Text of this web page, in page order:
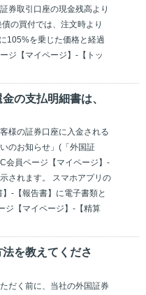
券取引口座の現金残高より
の買付では、注文時より
105%を乗じた価格と経過
ジ【マイページ】-【トッ
の支払明細書は、
様の証券口座に入金される
のお知らせ」(「外国証
員ページ【マイページ】-
されます。 スマホアプリの
-【報告書】に電子書類と
ジ【マイページ】-【精算
法を教えてくださ
だく前に、当社の外国証券